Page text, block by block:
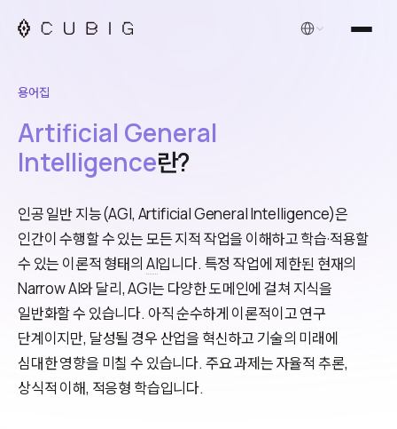
한국어
용어집
Artificial General
Intelligence란?
인공 일반 지능(AGI, Artificial General Intelligence)은
인간이 수행할 수 있는 모든 지적 작업을 이해하고 학습·적용할
수 있는 이론적 형태의 AI입니다. 특정 작업에 제한된 현재의
Narrow AI와 달리, AGI는 다양한 도메인에 걸쳐 지식을
일반화할 수 있습니다. 아직 순수하게 이론적이고 연구
단계이지만, 달성될 경우 산업을 혁신하고 기술의 미래에
심대한 영향을 미칠 수 있습니다. 주요 과제는 자율적 추론,
상식적 이해, 적응형 학습입니다.